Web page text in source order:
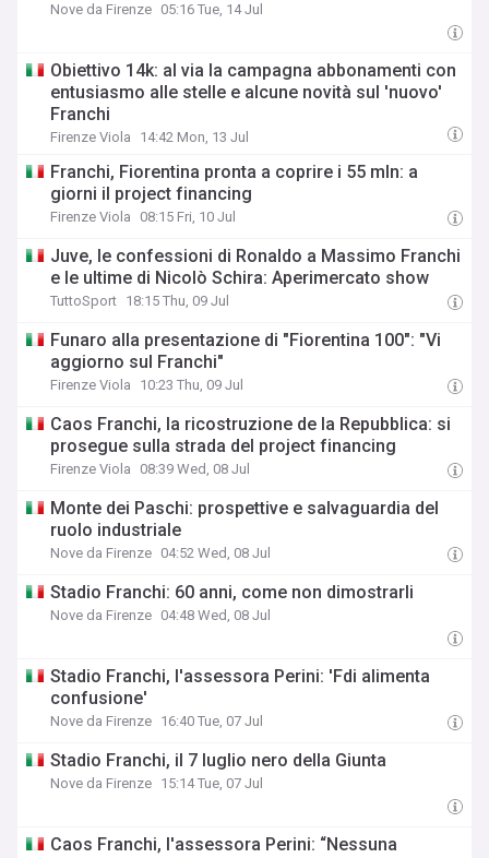
Nove da Firenze 05:16 Tue, 14 Jul
Obiettivo 14k: al via la campagna abbonamenti con
entusiasmo alle stelle e alcune novità sul 'nuovo'
Franchi
Firenze Viola 14:42 Mon, 13 Jul
Franchi, Fiorentina pronta a coprire i 55 mln: a
giorni il project financing
Firenze Viola 08:15 Fri, 10 Jul
Juve, le confessioni di Ronaldo a Massimo Franchi
e le ultime di Nicolò Schira: Aperimercato show
TuttoSport 18:15 Thu, 09 Jul
Funaro alla presentazione di "Fiorentina 100": "Vi
aggiorno sul Franchi"
Firenze Viola 10:23 Thu, 09 Jul
Caos Franchi, la ricostruzione de la Repubblica: si
prosegue sulla strada del project financing
Firenze Viola 08:39 Wed, 08 Jul
Monte dei Paschi: prospettive e salvaguardia del
ruolo industriale
Nove da Firenze 04:52 Wed, 08 Jul
​Stadio Franchi: 60 anni, come non dimostrarli
Nove da Firenze 04:48 Wed, 08 Jul
Stadio Franchi, l'assessora Perini: 'Fdi alimenta
confusione'
Nove da Firenze 16:40 Tue, 07 Jul
Stadio Franchi, il 7 luglio nero della Giunta
Nove da Firenze 15:14 Tue, 07 Jul
Caos Franchi, l'assessora Perini: “Nessuna